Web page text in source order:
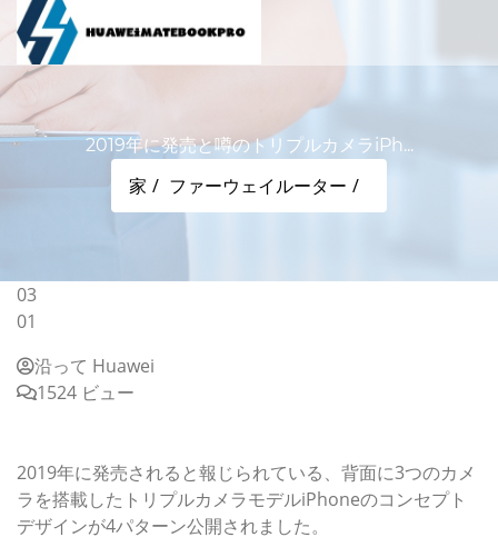
2019年に発売と噂のトリプルカメラiPh...
家 ファーウェイルーター
03
01
沿って Huawei
1524 ビュー
2019年に発売されると報じられている、背面に3つのカメ
ラを搭載したトリプルカメラモデルiPhoneのコンセプト
デザインが4パターン公開されました。